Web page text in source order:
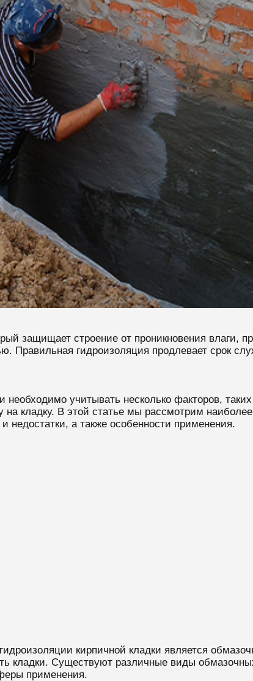
защищает строение от проникновения влаги,
Правильная гидроизоляция продлевает срок
учитывать несколько факторов,
на кладку. В этой статье мы рассмотрим
недостатки, а также особенности применения.
кирпичной кладки является
кладки. Существуют различные виды
применения.